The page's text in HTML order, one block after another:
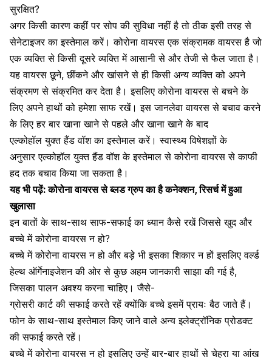
सुरक्षित?
अगर किसी कारण कहीं पर सोप की सुविधा नहीं है तो ठीक इसी तरह से
सेनेटाइजर का इस्तेमाल करें। कोरोना वायरस एक संक्रामक वायरस है जो
एक व्यक्ति से किसी दूसरे व्यक्ति में आसानी से और तेजी से फैल जाता है।
यह वायरस छूने, छींकने और खांसने से ही किसी अन्य व्यक्ति को अपने
संक्रमण से संक्रमित कर देता है। इसलिएकोरोना वायरस से बचने के
लिए अपने हाथों को हमेशा साफ रखें। इस जानलेवा वायरस से बचाव करने
के लिए हर बार खाना खाने से पहले और खाना खाने के बाद
एल्कोहॉल युक्त हैंड वॉश का इस्तेमाल करें। स्वास्थ्य विषेशज्ञों के
अनुसार एल्कोहॉल युक्त हैंड वॉश के इस्तेमाल से कोरोना वायरस से काफी
हद तक बचाव किया जा सकता है।
यह भी पढ़ें:कोरोना वायरस से ब्लड ग्रुप का है कनेक्शन, रिसर्च में हुआ
खुलासा
इन बातों के साथ-साथ साफ-सफाई का ध्यान कैसे रखें जिससे खुद और
बच्चे में कोरोना वायरस न हो?
बच्चे में कोरोना वायरस न हो और बड़े भी इसका शिकार न हों इसलिए वर्ल्ड
हेल्थ ऑर्गेनाइजेशन की ओर से कुछ अहम जानकारी साझा की गई है,
जिसका पालन अवश्य करना चाहिए। जैसे-
ग्रोसरी कार्ट की सफाई करते रहें क्योंकि बच्चे इसमें प्रायः बैठ जाते हैं।
फोन के साथ-साथ इस्तेमाल किए जाने वाले अन्य इलेक्ट्रॉनिक प्रोडक्ट
की सफाई करते रहें।
बच्चे में कोरोना वायरस न हो इसलिए उन्हें बार-बार हाथों सेचेहरा या आंख